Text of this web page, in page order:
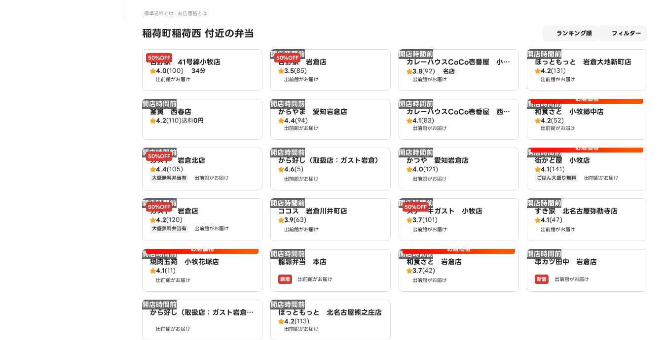
標準送料とは お店価格とは
稲荷町稲荷西 付近の弁当 ランキング順 フィルター
50%OFF
吉野家 41号線小牧店
4.0(100) 34分
出前館がお届け
開店時間前
50%OFF
吉野家 岩倉店
3.5(85)
出前館がお届け
開店時間前
カレーハウスCoCo壱番屋 小牧
弥生町店（SD）
3.8(92) 名店
出前館がお届け
開店時間前
ほっともっと 岩倉大地新町店
4.2(131)
出前館がお届け
開店時間前
釜寅 西春店
4.2(110)送料0円
開店時間前
からやま 愛知岩倉店
4.4(94)
出前館がお届け
開店時間前
カレーハウスCoCo壱番屋 西春
店（SD）
4.1(83)
出前館がお届け
開店時間前 お店価格
和食さと 小牧郷中店
4.2(52)
出前館がお届け
開店時間前
50%OFF
ガスト 岩倉北店
4.4(105)
大盛無料弁当有 出前館がお届け
開店時間前
から好し（取扱店：ガスト岩倉）
4.6(5)
出前館がお届け
開店時間前
かつや 愛知岩倉店
4.0(121)
出前館がお届け
開店時間前 お店価格
街かど屋 小牧店
4.1(141)
ごはん大盛り無料 出前館がお届け
開店時間前
50%OFF
ガスト 岩倉店
4.2(120)
大盛無料弁当有 出前館がお届け
開店時間前
ココス 岩倉川井町店
3.9(63)
出前館がお届け
開店時間前
50%OFF
ステーキガスト 小牧店
3.7(101)
出前館がお届け
開店時間前
すき家 北名古屋弥勒寺店
4.1(47)
出前館がお届け
開店時間前 お店価格
焼肉五苑 小牧花塚店
4.1(11)
出前館がお届け
開店時間前
龍源弁当 本店
新着 出前館がお届け
開店時間前 お店価格
和食さと 岩倉店
3.7(42)
出前館がお届け
開店時間前
串カツ田中 岩倉店
新着 出前館がお届け
開店時間前
から好し（取扱店：ガスト岩倉
出前館がお届け
開店時間前
ほっともっと 北名古屋熊之庄店
4.2(113)
出前館がお届け